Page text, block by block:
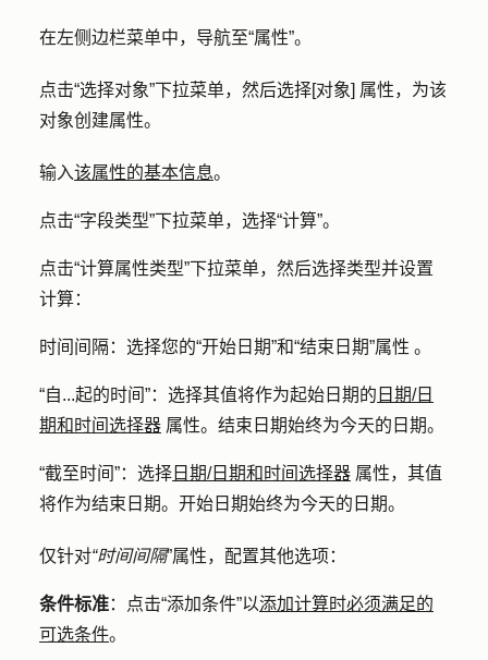
在左侧边栏菜单中，导航至“属性”。
点击“选择对象”下拉菜单，然后选择[对象] 属性， 为该
对象创建属性。
输入该属性的基本信息。
点击“字段类型”下拉菜单，选择“计算”。
点击“计算属性类型”下拉菜单，然后选择类型并设置
计算：
时间间隔 ：选择您的“开始日期”和“结束日期”属性 。
“自...起的时间”：选择其值将作为起始日期的 日期/日
期和时间选择器 属性。结束日期始终为今天的日期。
“截至时间”：选择 日期/日期和时间选择器 属性，其值
将作为结束日期。开始日期始终为今天的日期。
仅针对“时间间隔”属性，配置其他选项：
条件标准：点击“添加条件”以添加计算时必须满足的
可选条件。